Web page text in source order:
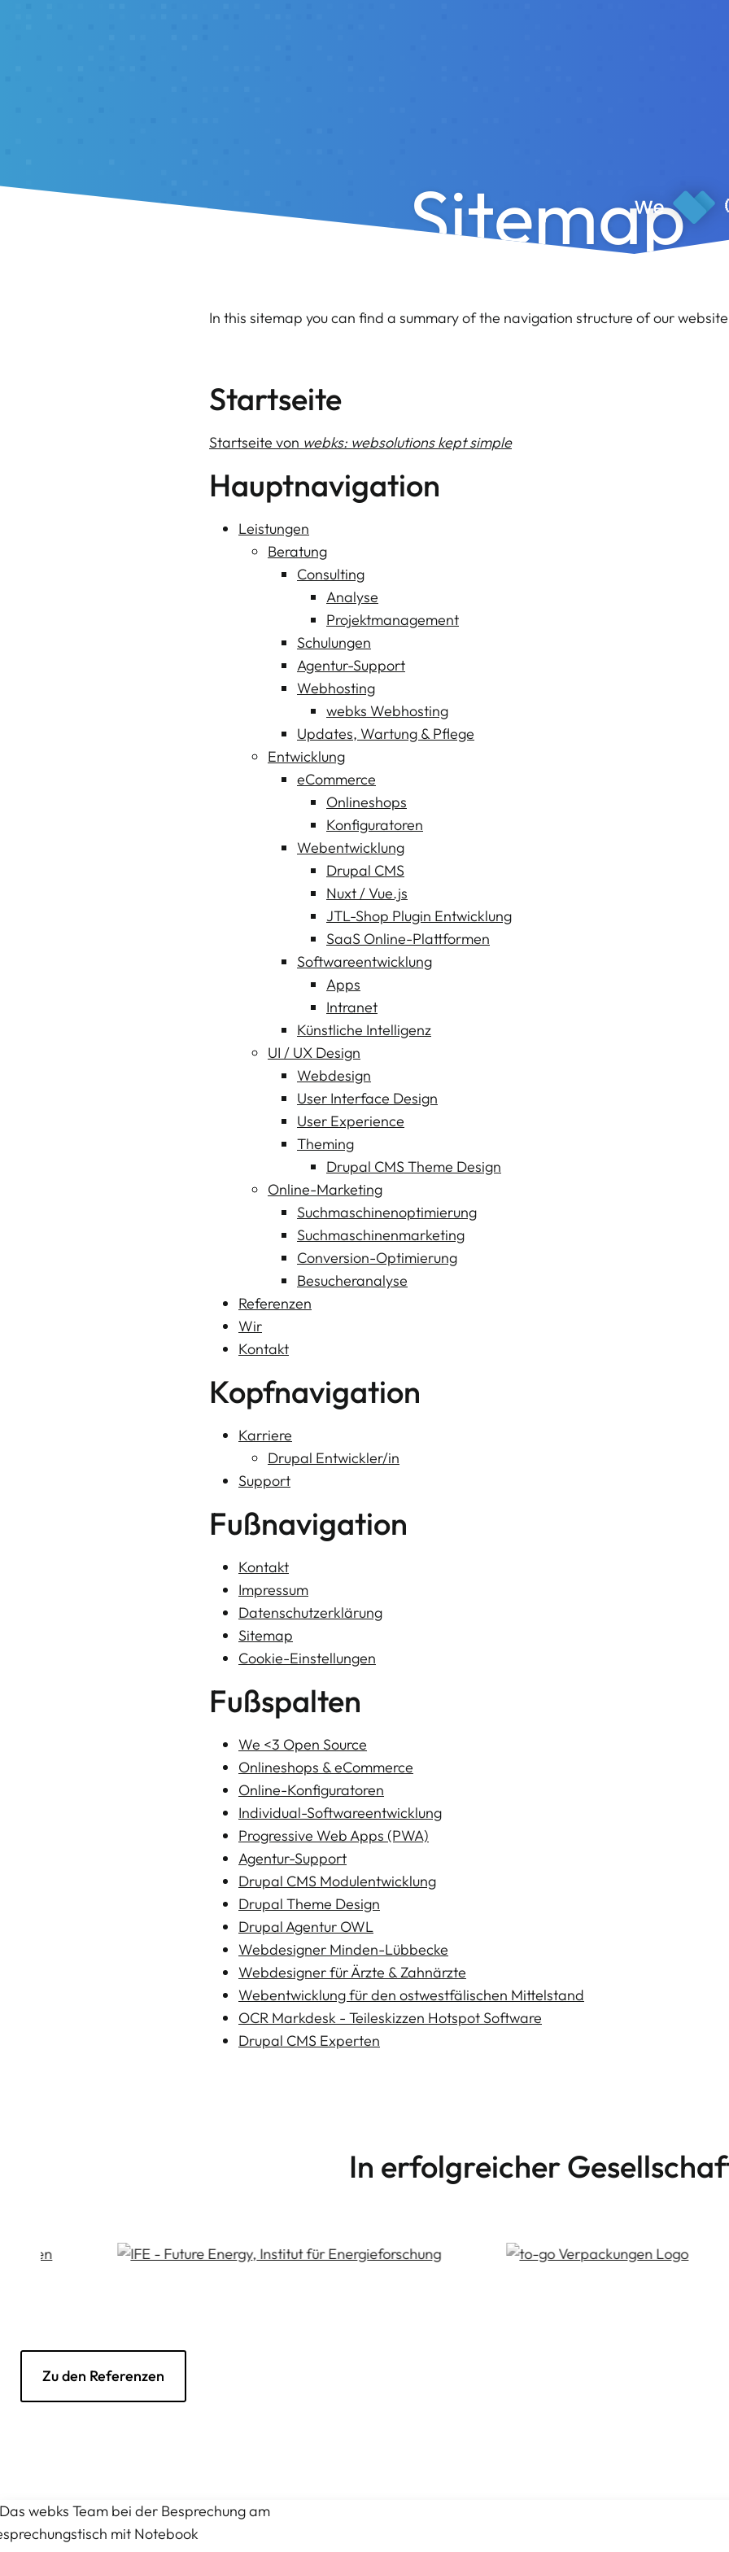
Sitemap
In this sitemap you can find a summary of the navigation structure of our
Startseite
Startseite von webks: websolutions kept simple
Hauptnavigation
Leistungen
Beratung
Consulting
Analyse
Projektmanagement
Schulungen
Agentur-Support
Webhosting
webks Webhosting
Updates, Wartung & Pflege
Entwicklung
eCommerce
Onlineshops
Konfiguratoren
Webentwicklung
Drupal CMS
Nuxt / Vue.js
JTL-Shop Plugin Entwicklung
SaaS Online-Plattformen
Softwareentwicklung
Apps
Intranet
Künstliche Intelligenz
UI / UX Design
Webdesign
User Interface Design
User Experience
Theming
Drupal CMS Theme Design
Online-Marketing
Suchmaschinenoptimierung
Suchmaschinenmarketing
Conversion-Optimierung
Besucheranalyse
Referenzen
Wir
Kontakt
Kopfnavigation
Karriere
Drupal Entwickler/in
Support
Fußnavigation
Kontakt
Impressum
Datenschutzerklärung
Sitemap
Cookie-Einstellungen
Fußspalten
We <3 Open Source
Onlineshops & eCommerce
Online-Konfiguratoren
Individual-Softwareentwicklung
Progressive Web Apps (PWA)
Agentur-Support
Drupal CMS Modulentwicklung
Drupal Theme Design
Drupal Agentur OWL
Webdesigner Minden-Lübbecke
Webdesigner für Ärzte & Zahnärzte
Webentwicklung für den ostwestfälischen Mittelstand
OCR Markdesk - Teileskizzen Hotspot Software
Drupal CMS Experten
In erfolgreicher
Zu den Referenzen